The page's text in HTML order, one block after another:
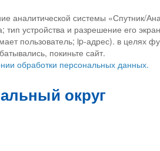
аналитической системы «Спутник/
устройства и разрешение его
пользователь; ip-адрес). в целях
покиньте сайт.
обработки персональных данных.